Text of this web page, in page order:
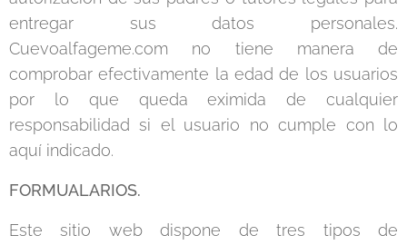
entregar sus datos personales.
Cuevoalfageme.com no tiene manera de
comprobar efectivamente la edad de los usuarios
por lo que queda eximida de cualquier
responsabilidad si el usuario no cumple con lo
aquí indicado.
FORMUALARIOS.
Este sitio web dispone de tres tipos de